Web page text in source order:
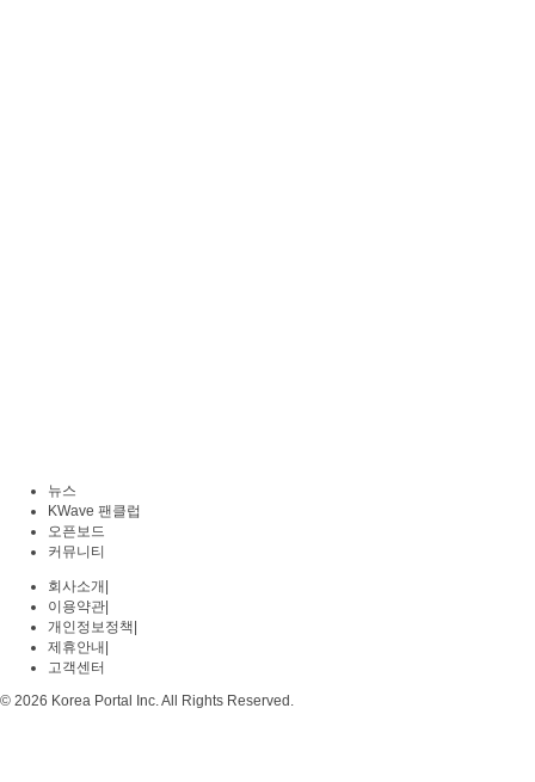
뉴스
KWave 팬클럽
오픈보드
커뮤니티
회사소개
이용약관
개인정보정책
제휴안내
고객센터
© 2026 Korea Portal Inc. All Rights Reserved.